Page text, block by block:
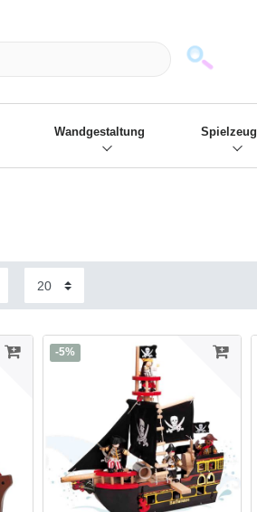
Wandgestaltung Spielzeug
-5%